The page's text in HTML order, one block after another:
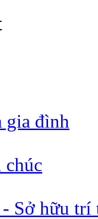
gia đình
Sở hữu trí